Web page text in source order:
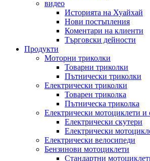
видео
Историята на Хуайхай
Нови постъпления
Коментари на клиенти
Търговски дейности
Продукти
Моторни триколки
Товарни триколки
Пътнически триколки
Електрически триколки
Товарен триколка
Пътническа триколка
Електрически мотоциклети и
Електрически скутери
Електрически
Електрически велосипеди
Бензинови мотоциклети
Стандартни